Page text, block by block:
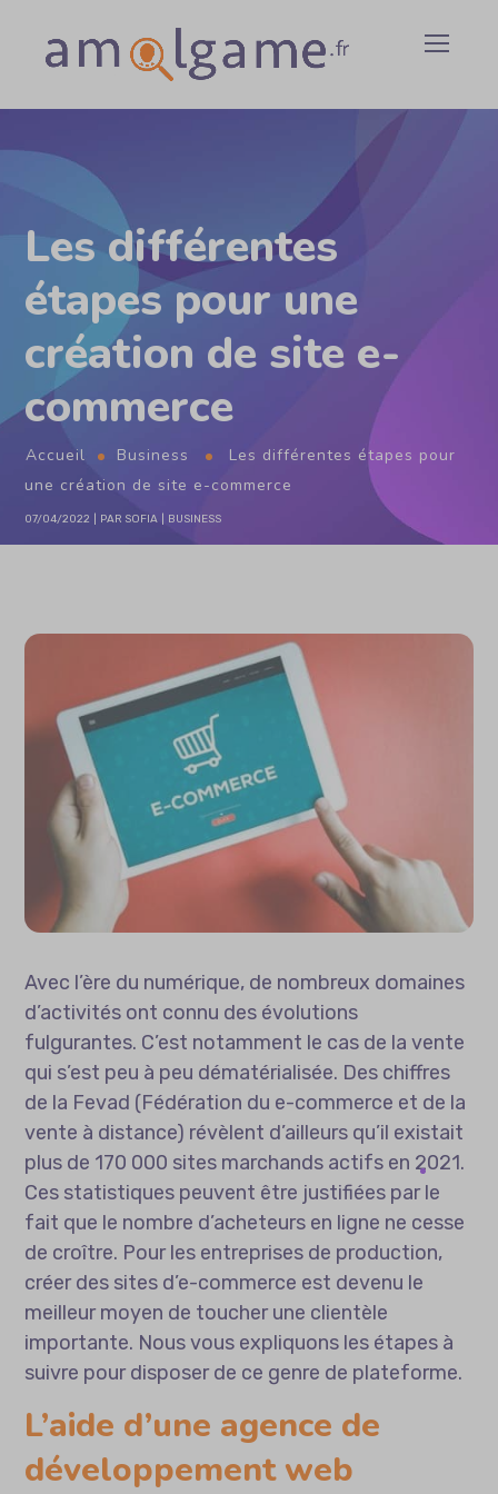
Les différentes
étapes pour une
création de site e-
commerce
Accueil Business
Les différentes étapes pour
une création de site e-commerce
07/04/2022 PAR SOFIA BUSINESS
Avec l’ère du numérique, de nombreux domaines
d’activités ont connu des évolutions
fulgurantes. C’est notamment le cas de la vente
qui s’est peu à peu dématérialisée. Des chiffres
de la Fevad (Fédération du e-commerce et de la
vente à distance) révèlent d’ailleurs qu’il existait
plus de 170 000 sites marchands actifs en 2021.
Ces statistiques peuvent être justifiées par le
fait que le nombre d’acheteurs en ligne ne cesse
de croître. Pour les entreprises de production,
créer des sites d’e-commerce est devenu le
meilleur moyen de toucher une clientèle
importante. Nous vous expliquons les étapes à
suivre pour disposer de ce genre de plateforme.
L’aide d’une agence de
développement web